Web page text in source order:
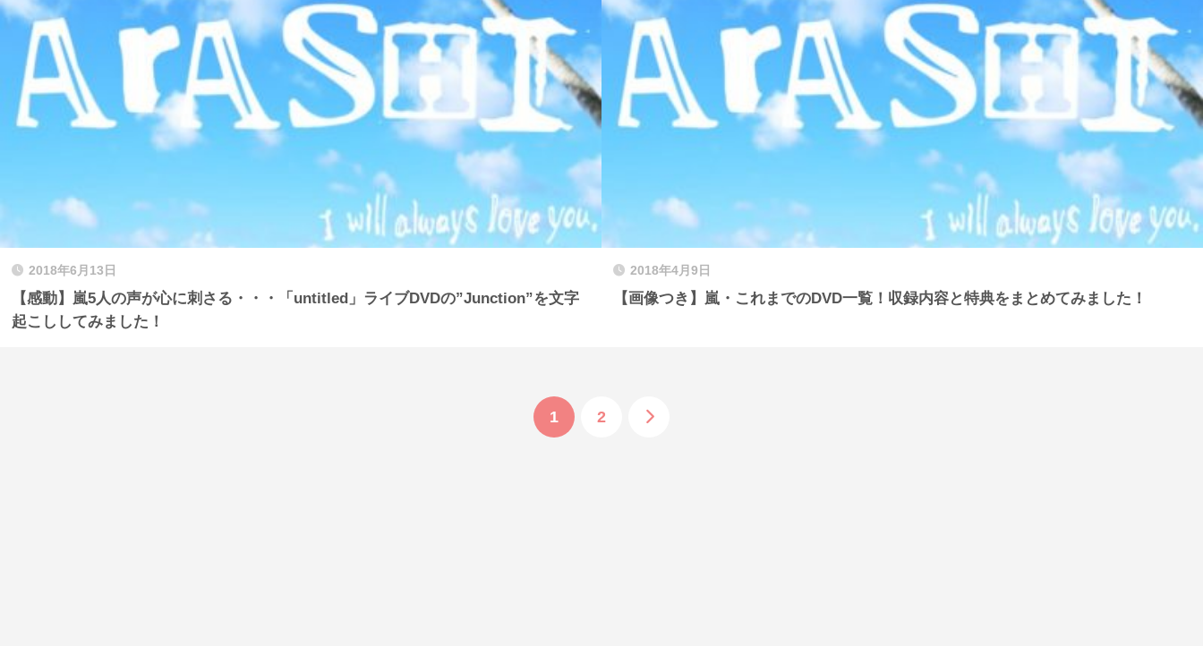
2018年6月13日
【感動】嵐5人の声が心に刺さる・・・「untitled」ライブDVDの”Junction”を文字
起こししてみました！
2018年4月9日
【画像つき】嵐・これまでのDVD一覧！収録内容と特典をまとめてみました！
1 2